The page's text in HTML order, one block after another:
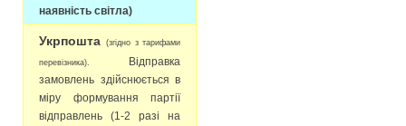
наявність світла)
Укрпошта (згідно з тарифами
перевізника).
Відправка
замовлень здійснюється в
міру формування партії
відправлень (1-2 разі на